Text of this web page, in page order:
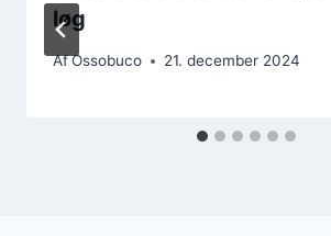
løg
AfOssobuco 21. december 2024